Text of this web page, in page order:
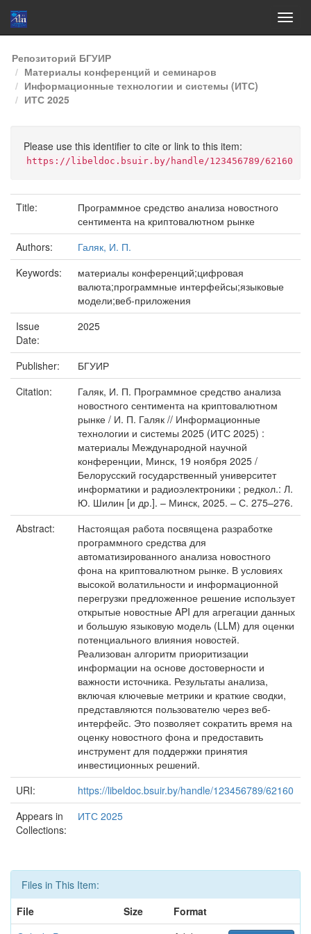
Skip
navigation
Репозиторий БГУИР
Материалы конференций и семинаров
Информационные технологии и системы (ИТС)
ИТС 2025
Please use this identifier to cite or link to this item:
https://libeldoc.bsuir.by/handle/123456789/62160
Title:
Программное средство анализа новостного
сентимента на криптовалютном рынке
Authors:
Галяк, И. П.
Keywords:
материалы конференций;цифровая
валюта;программные интерфейсы;языковые
модели;веб-приложения
Issue
Date:
2025
Publisher:
БГУИР
Citation:
Галяк, И. П. Программное средство анализа
новостного сентимента на криптовалютном
рынке / И. П. Галяк // Информационные
технологии и системы 2025 (ИТС 2025) :
материалы Международной научной
конференции, Минск, 19 ноября 2025 /
Белорусский государственный университет
информатики и радиоэлектроники ; редкол.: Л.
Ю. Шилин [и др.]. – Минск, 2025. – С. 275–276.
Abstract:
Настоящая работа посвящена разработке
программного средства для
автоматизированного анализа новостного
фона на криптовалютном рынке. В условиях
высокой волатильности и информационной
перегрузки предложенное решение использует
открытые новостные API для агрегации данных
и большую языковую модель (LLM) для оценки
потенциального влияния новостей.
Реализован алгоритм приоритизации
информации на основе достоверности и
важности источника. Результаты анализа,
включая ключевые метрики и краткие сводки,
представляются пользователю через веб-
интерфейс. Это позволяет сократить время на
оценку новостного фона и предоставить
инструмент для поддержки принятия
инвестиционных решений.
URI:
https://libeldoc.bsuir.by/handle/123456789/62160
Appears in
Collections:
ИТС 2025
Files in This Item:
File
Size
Format